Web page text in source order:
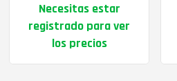
Necesitas estar
registrado para ver
los precios